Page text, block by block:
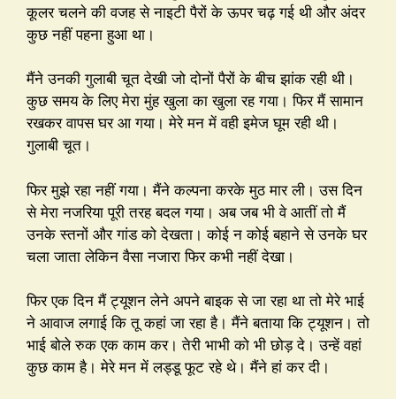
कूलर चलने की वजह से नाइटी पैरों के ऊपर चढ़ गई थी और अंदर
कुछ नहीं पहना हुआ था।
मैंने उनकी गुलाबी चूत देखी जो दोनों पैरों के बीच झांक रही थी।
कुछ समय के लिए मेरा मुंह खुला का खुला रह गया। फिर मैं सामान
रखकर वापस घर आ गया। मेरे मन में वही इमेज घूम रही थी।
गुलाबी चूत।
फिर मुझे रहा नहीं गया। मैंने कल्पना करके मुठ मार ली। उस दिन
से मेरा नजरिया पूरी तरह बदल गया। अब जब भी वे आतीं तो मैं
उनके स्तनों और गांड को देखता। कोई न कोई बहाने से उनके घर
चला जाता लेकिन वैसा नजारा फिर कभी नहीं देखा।
फिर एक दिन मैं ट्यूशन लेने अपने बाइक से जा रहा था तो मेरे भाई
ने आवाज लगाई कि तू कहां जा रहा है। मैंने बताया कि ट्यूशन। तो
भाई बोले रुक एक काम कर। तेरी भाभी को भी छोड़ दे। उन्हें वहां
कुछ काम है। मेरे मन में लड्डू फूट रहे थे। मैंने हां कर दी।